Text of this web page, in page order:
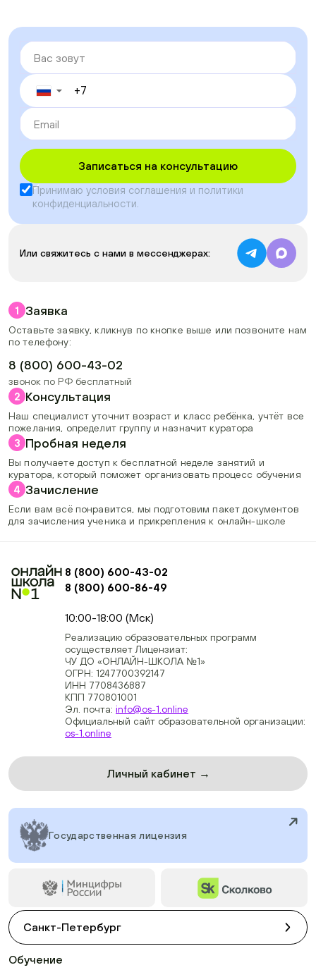
▼
Записаться на консультацию
Принимаю условия соглашения и политики
конфиденциальности.
Или свяжитесь с нами в мессенджерах:
1 Заявка
Оставьте заявку, кликнув по кнопке выше или позвоните нам
по телефону:
8 (800) 600-43-02
звонок по РФ бесплатный
2 Консультация
Наш специалист уточнит возраст и класс ребёнка, учтёт все
пожелания, определит группу и назначит куратора
3 Пробная неделя
Вы получаете доступ к бесплатной неделе занятий и
куратора, который поможет организовать процесс обучения
4 Зачисление
Если вам всё понравится, мы подготовим пакет документов
для зачисления ученика и прикрепления к онлайн-школе
8 (800) 600-43-02
8 (800) 600-86-49
10:00-18:00 (Мск)
Реализацию образовательных программ
осуществляет Лицензиат:
ЧУ ДО «ОНЛАЙН-ШКОЛА №1»
ОГРН: 1247700392147
ИНН 7708436887
КПП 770801001
Эл. почта: info@os-1.online
Официальный сайт образовательной организации:
os-1.online
Личный кабинет →
Государственная лицензия
Санкт-Петербург
Обучение